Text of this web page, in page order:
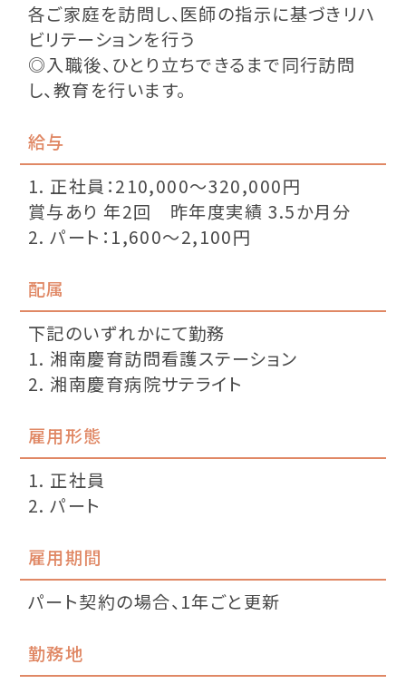
各ご家庭を訪問し、医師の指示に基づきリハ
ビリテーションを行う
◎入職後、ひとり立ちできるまで同行訪問
し、教育を行います。
給与
1. 正社員：210,000〜320,000円
賞与あり 年2回 昨年度実績 3.5か月分
2. パート：1,600〜2,100円
配属
下記のいずれかにて勤務
1. 湘南慶育訪問看護ステーション
2. 湘南慶育病院サテライト
雇用形態
1. 正社員
2. パート
雇用期間
パート契約の場合、1年ごと更新
勤務地